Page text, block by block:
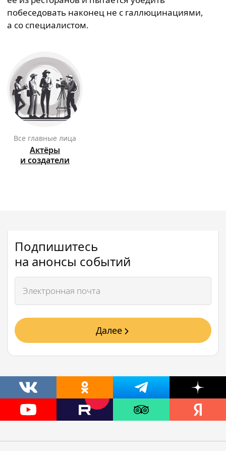
побеседовать наконец не с галлюцинациями,
а со специалистом.
Все главные лица
Актёры
и создатели
Подпишитесь
на анонсы событий
Далее